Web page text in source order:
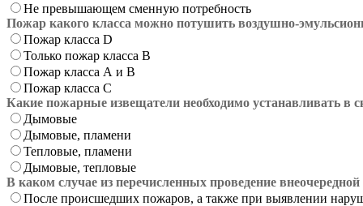
Не превышающем сменную потребность
Пожар какого класса можно потушить воздушно-
Пожар класса D
Только пожар класса В
Пожар класса А и В
Пожар класса С
Какие пожарные извещатели необходимо устанавливать
Дымовые
Дымовые, пламени
Тепловые, пламени
Дымовые, тепловые
В каком случае из перечисленных проведение
После происшедших пожаров, а также при выявлении